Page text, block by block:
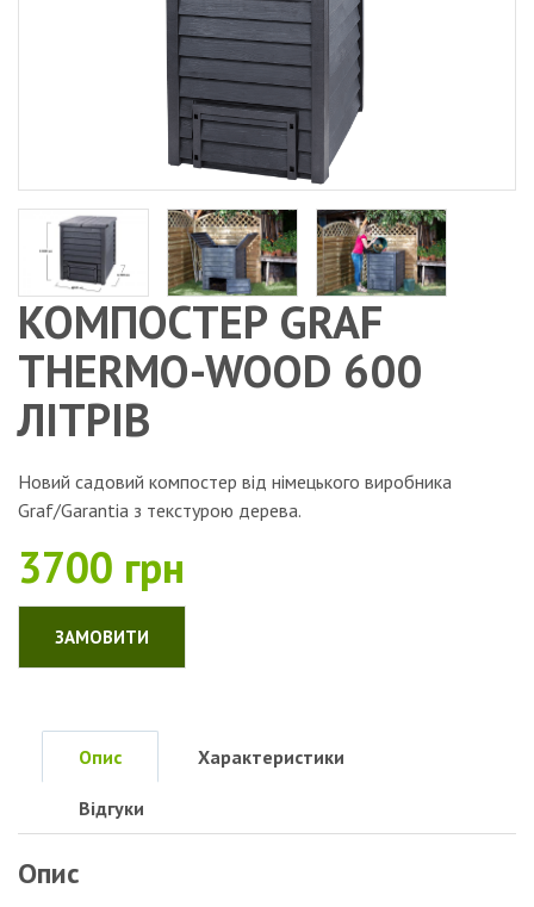
КОМПОСТЕР GRAF
THERMO-WOOD 600
ЛІТРІВ
Новий садовий компостер від німецького виробника
Graf/Garantia з текстурою дерева.
3700 грн
ЗАМОВИТИ
Опис Характеристики
Відгуки
Опис